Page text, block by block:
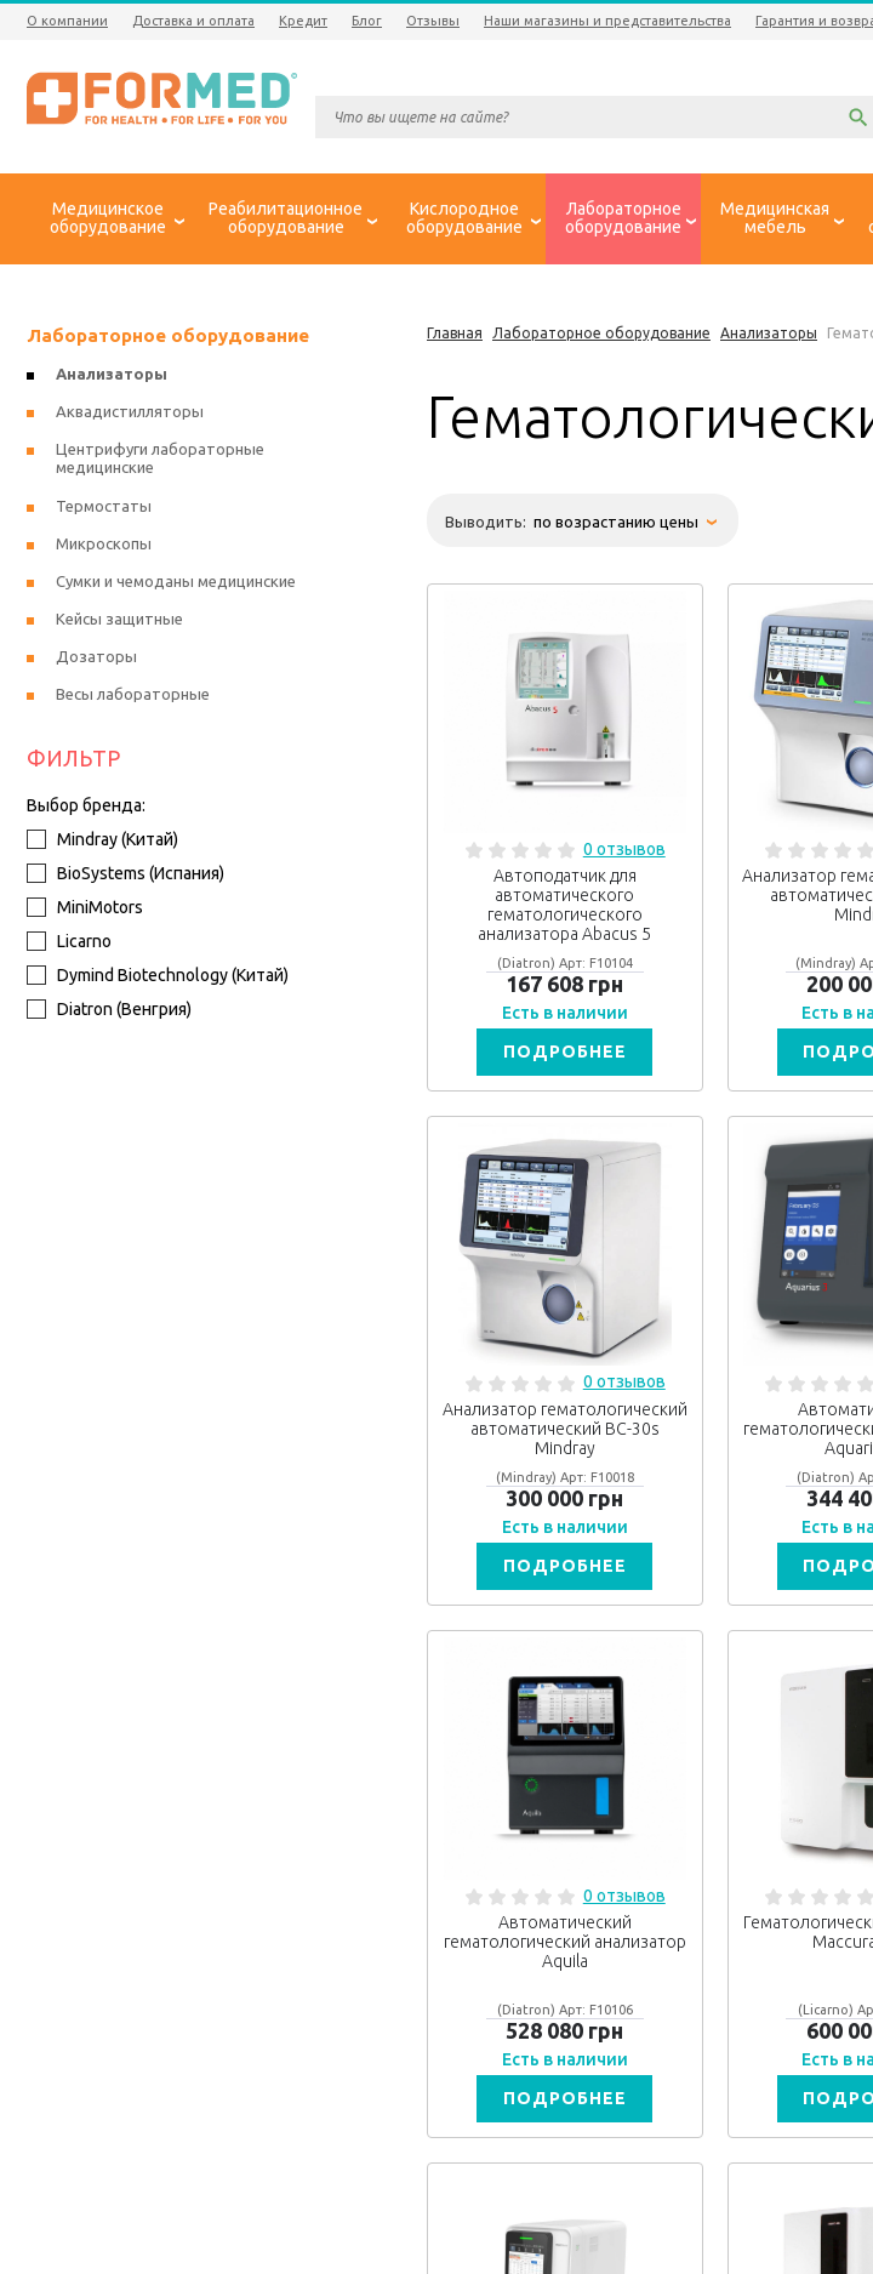
О компании Доставка и оплата Кредит Блог Отзывы Наши магазины и представительства Гарантия и
Медицинское
оборудование
Реабилитационное
оборудование
Кислородное
оборудование
Лабораторное
оборудование
Медицинская
мебель
Главная Лабораторное оборудование Анализаторы
Выводить:
0 отзывов
Автоподатчик для
автоматического
гематологического
анализатора Abacus 5
(Diatron) Арт: F10104
167 608 грн
Есть в наличии
ПОДРОБНЕЕ
Анализатор
(Mindray)
200
Есть в
0 отзывов
Анализатор гематологический
автоматический BC-30s
Mindray
(Mindray) Арт: F10018
300 000 грн
Есть в наличии
ПОДРОБНЕЕ
(Diatron)
344
Есть в
0 отзывов
Автоматический
гематологический анализатор
Aquila
(Diatron) Арт: F10106
528 080 грн
Есть в наличии
ПОДРОБНЕЕ
(Licarno)
600
Есть в
Лабораторное оборудование
Анализаторы
Аквадистилляторы
Центрифуги лабораторные
медицинские
Термостаты
Микроскопы
Сумки и чемоданы медицинские
Кейсы защитные
Дозаторы
Весы лабораторные
ФИЛЬТР
Выбор бренда:
Mindray (Китай)
BioSystems (Испания)
MiniMotors
Licarno
Dymind Biotechnology (Китай)
Diatron (Венгрия)